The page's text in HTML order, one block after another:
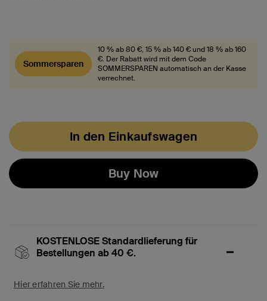
Sommersparen
10 % ab 80 €, 15 % ab 140 € und 18 % ab 160
€. Der Rabatt wird mit dem Code
SOMMERSPAREN automatisch an der Kasse
verrechnet.
In den Einkaufswagen
Buy Now
KOSTENLOSE Standardlieferung für
Bestellungen ab 40 €.
Hier erfahren Sie mehr.